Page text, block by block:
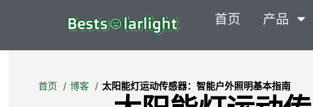
首页 产品
首页 博客 太阳能灯运动传感器：智能户外照明基本指南